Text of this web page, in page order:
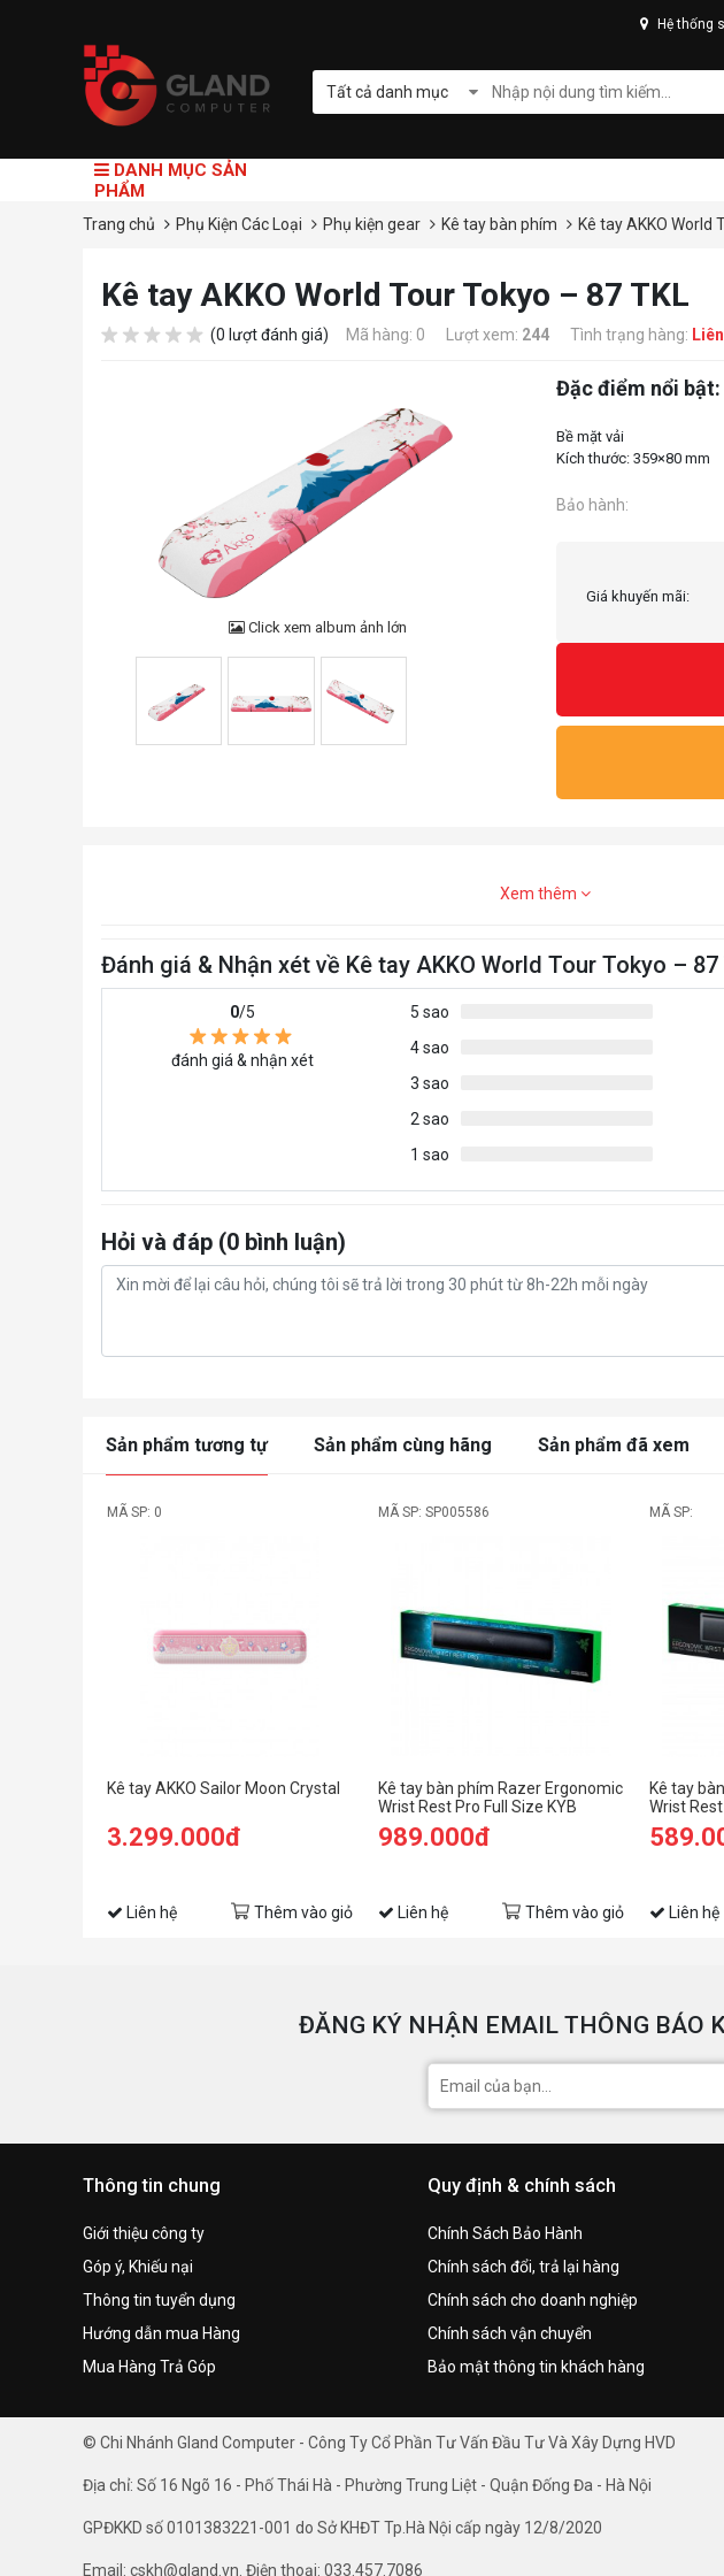
Hệ thống
Tất cả danh mục
DANH MỤC SẢN
PHẨM
Trang chủ Phụ Kiện Các Loại Phụ kiện gear Kê tay bàn phím Kê tay AKKO World
Kê tay AKKO World Tour Tokyo – 87 TKL
(0 lượt đánh giá) Mã hàng: 0 Lượt xem: 244 Tình trạng hàng:
Click xem album ảnh lớn
Đặc điểm nổi bật:
Bề mặt vải
Bảo hành:
Giá khuyến mãi:
Xem thêm
Đánh giá & Nhận xét về Kê tay AKKO World Tour Tokyo – 87
0/5
đánh giá & nhận xét
5 sao
4 sao
3 sao
2 sao
1 sao
Hỏi và đáp (0 bình luận)
Sản phẩm tương tự Sản phẩm cùng hãng Sản phẩm đã xem
MÃ SP: 0
Kê tay AKKO Sailor Moon Crystal
3.299.000đ
Liên hệ Thêm vào giỏ
MÃ SP: SP005586
Kê tay bàn phím Razer Ergonomic
Wrist Rest Pro Full Size KYB
989.000đ
Liên hệ Thêm vào giỏ
MÃ SP:
Kê tay
Wrist
Pro)
Liên hệ
ĐĂNG KÝ NHẬN EMAIL THÔNG BÁO
Thông tin chung
Giới thiệu công ty
Góp ý, Khiếu nại
Thông tin tuyển dụng
Hướng dẫn mua Hàng
Mua Hàng Trả Góp
Quy định & chính sách
Chính Sách Bảo Hành
Chính sách đổi, trả lại hàng
Chính sách cho doanh nghiệp
Chính sách vận chuyển
Bảo mật thông tin khách hàng
© Chi Nhánh Gland Computer - Công Ty Cổ Phần Tư Vấn Đầu Tư Và Xây Dựng HVD
Địa chỉ: Số 16 Ngõ 16 - Phố Thái Hà - Phường Trung Liệt - Quận Đống Đa - Hà Nội
GPĐKKD số 0101383221-001 do Sở KHĐT Tp.Hà Nội cấp ngày 12/8/2020
Email: cskh@gland.vn. Điện thoại: 033.457.7086